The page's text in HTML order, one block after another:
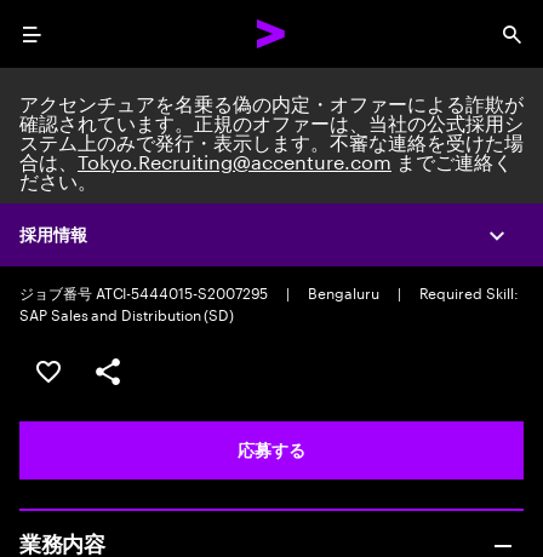
Menu
採用情報
アクセンチュアを名乗る偽の内定・オファーによる詐欺が
確認されています。正規のオファーは、当社の公式採用シ
ステム上のみで発行・表示します。不審な連絡を受けた場
合は、Tokyo.Recruiting@accenture.comまでご連絡く
ださい。
Custom Software Engineer
Custom Software Engineering Team Lead/Consultant
|
ジョブ番号 ATCI-5444015-S2007295
| Bengaluru |
Required Skill:
SAP Sales and Distribution (SD)
ポジションを保存する 【首都圏エリア】契約社員（給
シェア
応募する
業務内容